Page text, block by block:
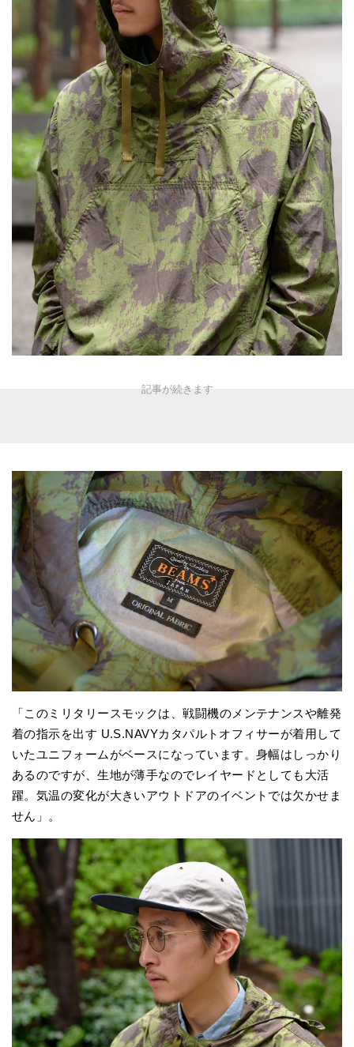
「このミリタリースモックは、戦闘機のメンテナンスや離発
着の指示を出す U.S.NAVYカタパルトオフィサーが着用して
いたユニフォームがベースになっています。身幅はしっかり
あるのですが、生地が薄手なのでレイヤードとしても大活
躍。気温の変化が大きいアウトドアのイベントでは欠かせま
せん」。